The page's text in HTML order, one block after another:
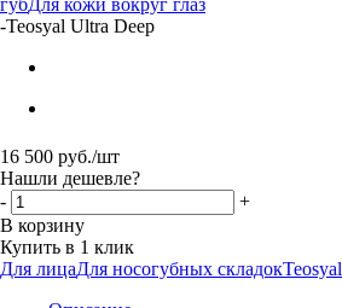
-Teosyal Ultra Deep
16 500 руб./шт
Нашли дешевле?
-
+
В корзину
Купить в 1 клик
Для лицаДля носогубных складокTeosyal